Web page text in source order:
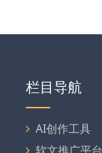
栏目导航
AI创作工具